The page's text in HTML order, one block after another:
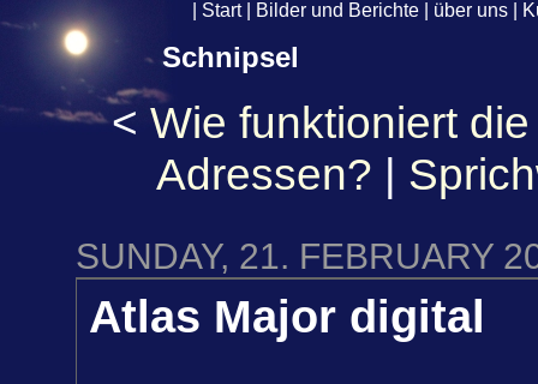
Start| Bilder und Berichte über uns
Schnipsel
< Wie funktioniert
Adressen? |
SUNDAY, 21. FEBRUARY
Atlas Major digital